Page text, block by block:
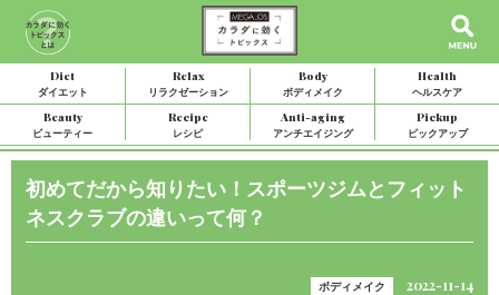
Diet
ダイエット
Relax
リラクゼーション
Body
ボディメイク
Health
ヘルスケア
Beauty
ビューティー
Recipe
レシピ
Anti-aging
アンチエイジング
Pickup
ピックアップ
初めてだから知りたい！スポーツジムとフィット
ネスクラブの違いって何？
ボディメイク 2022-11-14